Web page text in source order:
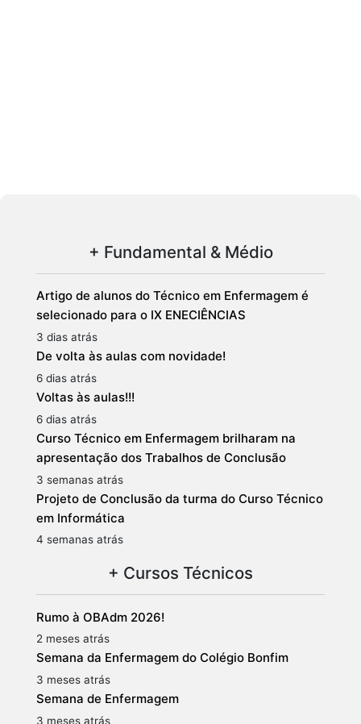
+ Fundamental & Médio
Artigo de alunos do Técnico em Enfermagem é
selecionado para o IX ENECIÊNCIAS
3 dias atrás
De volta às aulas com novidade!
6 dias atrás
Voltas às aulas!!!
6 dias atrás
Curso Técnico em Enfermagem brilharam na
apresentação dos Trabalhos de Conclusão
3 semanas atrás
Projeto de Conclusão da turma do Curso Técnico
em Informática
4 semanas atrás
+ Cursos Técnicos
Rumo à OBAdm 2026!
2 meses atrás
Semana da Enfermagem do Colégio Bonfim
3 meses atrás
Semana de Enfermagem
3 meses atrás